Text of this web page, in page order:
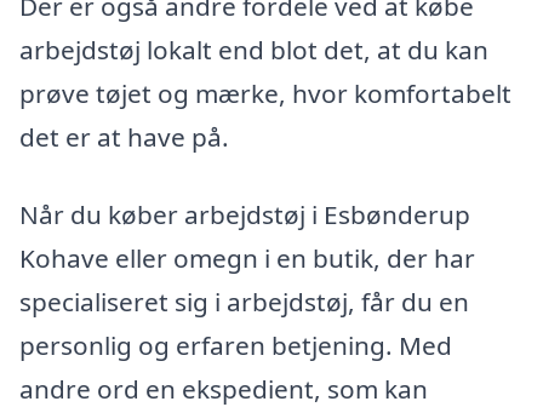
arbejdstøj lokalt end blot det, at du kan
prøve tøjet og mærke, hvor komfortabelt
det er at have på.
Når du køber arbejdstøj i Esbønderup
Kohave eller omegn i en butik, der har
specialiseret sig i arbejdstøj, får du en
personlig og erfaren betjening. Med
andre ord en ekspedient, som kan